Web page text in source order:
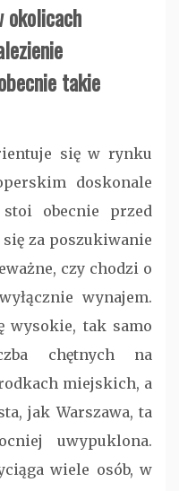
okolicach
takie
się w rynku
doskonale
obecnie przed
za poszukiwanie
czy chodzi o
wynajem.
wysokie, tak samo
chętnych na
miejskich, a
jak Warszawa, ta
uwypuklona.
wiele osób, w